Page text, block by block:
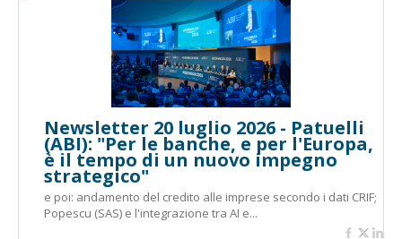
Newsletter 20 luglio 2026 - Patuelli
(ABI): "Per le banche, e per l'Europa,
è il tempo di un nuovo impegno
strategico"
e poi: andamento del credito alle imprese secondo i dati CRIF;
Popescu (SAS) e l'integrazione tra AI e...